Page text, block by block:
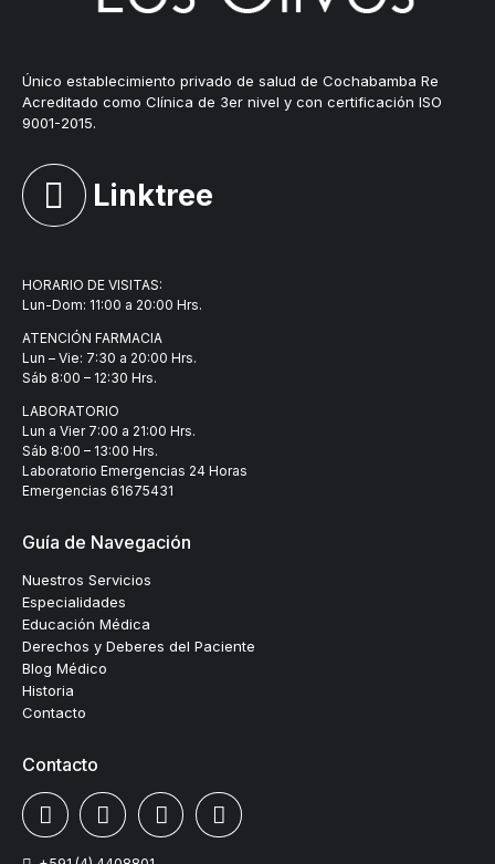
Único establecimiento privado de salud de Cochabamba Re
Acreditado como Clínica de 3er nivel y con certificación ISO
9001-2015.
Linktree
HORARIO DE VISITAS:
Lun-Dom: 11:00 a 20:00 Hrs.
ATENCIÓN FARMACIA
Lun – Vie: 7:30 a 20:00 Hrs.
Sáb 8:00 – 12:30 Hrs.
LABORATORIO
Lun a Vier 7:00 a 21:00 Hrs.
Sáb 8:00 – 13:00 Hrs.
Laboratorio Emergencias 24 Horas
Emergencias 61675431
Guía de Navegación
Nuestros Servicios
Especialidades
Educación Médica
Derechos y Deberes del Paciente
Blog Médico
Historia
Contacto
Contacto